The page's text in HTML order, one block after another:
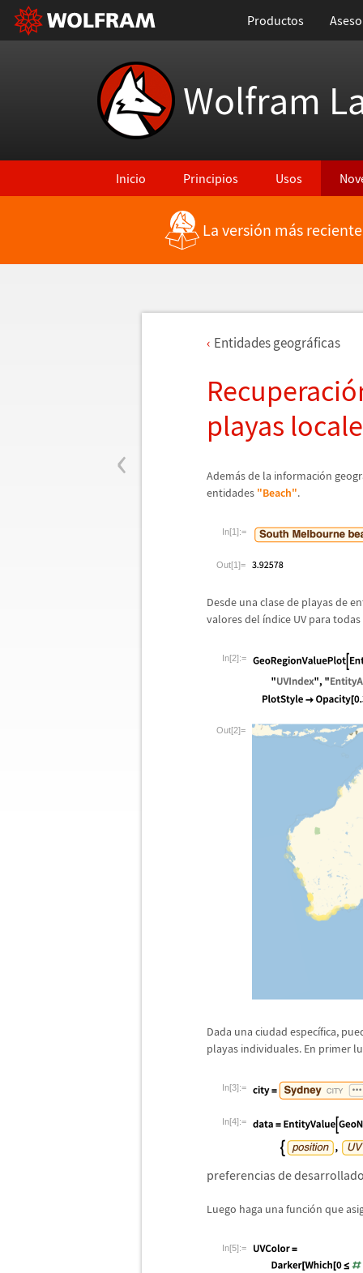
Productos
Wolfram
Inicio Principios Usos
La versión más
‹
Entidades geográficas
Recuperació
playas
Además de la información geogr
entidades "Beach".
In[1]:=
Out[1]=
Desde una clase de playas de
valores del índice UV para
In[2]:=
Out[2]=
Dada una ciudad específica,
playas individuales. En primer
In[3]:=
In[4]:=
preferencias de
Luego haga una función que
In[5]:=